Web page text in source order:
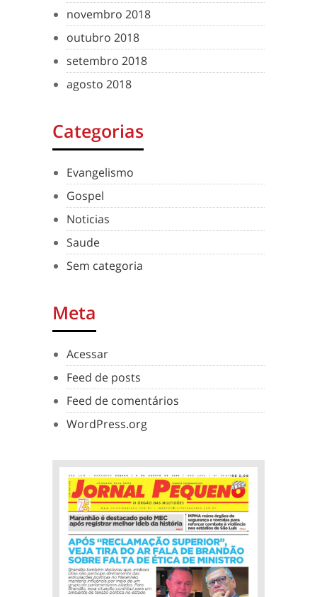
novembro 2018
outubro 2018
setembro 2018
agosto 2018
Categorias
Evangelismo
Gospel
Noticias
Saude
Sem categoria
Meta
Acessar
Feed de posts
Feed de comentários
WordPress.org